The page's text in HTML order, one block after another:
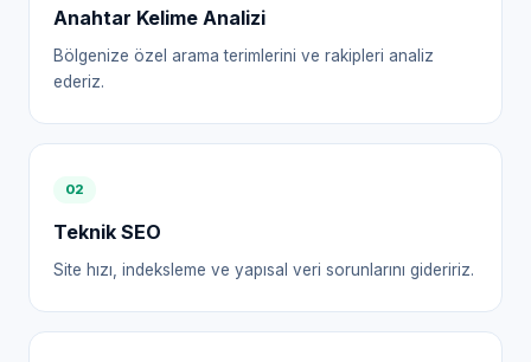
Anahtar Kelime Analizi
Bölgenize özel arama terimlerini ve rakipleri analiz
ederiz.
02
Teknik SEO
Site hızı, indeksleme ve yapısal veri sorunlarını gideririz.